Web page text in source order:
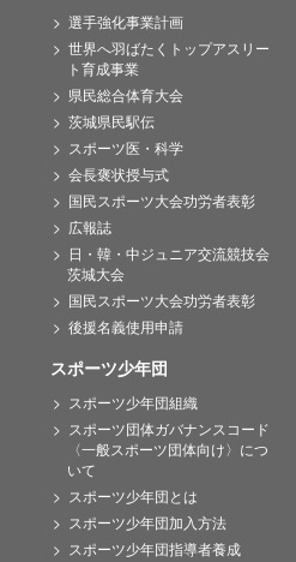
選手強化事業計画
世界へ羽ばたくトップアスリー
ト育成事業
県民総合体育大会
茨城県民駅伝
スポーツ医・科学
会長褒状授与式
国民スポーツ大会功労者表彰
広報誌
日・韓・中ジュニア交流競技会
茨城大会
国民スポーツ大会功労者表彰
後援名義使用申請
スポーツ少年団
スポーツ少年団組織
スポーツ団体ガバナンスコード
〈一般スポーツ団体向け〉につ
いて
スポーツ少年団とは
スポーツ少年団加入方法
スポーツ少年団指導者養成